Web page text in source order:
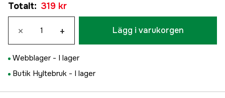
Totalt: 319 kr
× + Lägg i varukorgen
Webblager - I lager
Butik Hyltebruk - I lager